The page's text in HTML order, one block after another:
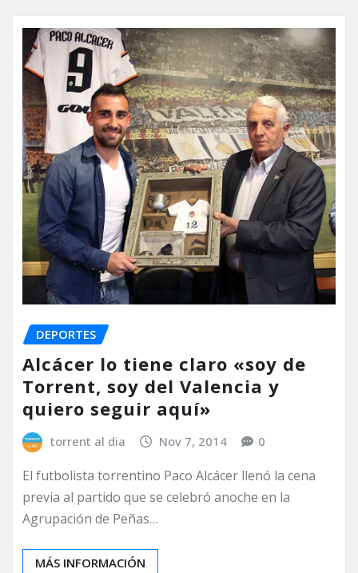
DEPORTES
Alcácer lo tiene claro «soy de
Torrent, soy del Valencia y
quiero seguir aquí»
torrent al dia Nov 7, 2014 0
El futbolista torrentino Paco Alcácer llenó la cena
previa al partido que se celebró anoche en la
Agrupación de Peñas…
MÁS INFORMACIÓN